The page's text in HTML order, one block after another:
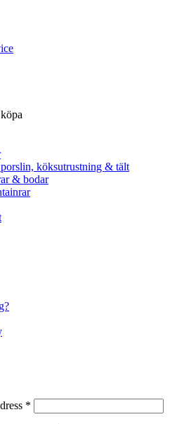
köksutrustning & tält
& bodar
*